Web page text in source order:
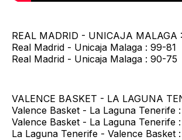
REAL MADRID - UNICAJA MALAGA
Real Madrid - Unicaja Malaga : 99-81
Real Madrid - Unicaja Malaga : 90-75
VALENCE BASKET - LA LAGUNA
Valence Basket - La Laguna Tenerife
Valence Basket - La Laguna Tenerife
​La Laguna Tenerife - Valence Basket